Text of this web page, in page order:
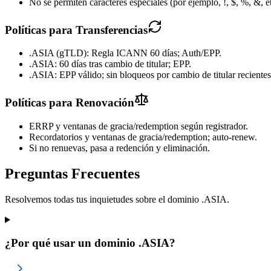
No se permiten caracteres especiales (por ejemplo, !, $, %, &,
Políticas para Transferencias
.ASIA (gTLD): Regla ICANN 60 días; Auth/EPP.
.ASIA: 60 días tras cambio de titular; EPP.
.ASIA: EPP válido; sin bloqueos por cambio de titular
Políticas para Renovación
ERRP y ventanas de gracia/redemption según registrador.
Recordatorios y ventanas de gracia/redemption; auto-renew.
Si no renuevas, pasa a redención y eliminación.
Preguntas Frecuentes
Resolvemos todas tus inquietudes sobre el dominio .ASIA.
¿Por qué usar un dominio .ASIA?